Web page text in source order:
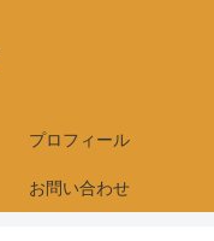
プロフィール
お問い合わせ